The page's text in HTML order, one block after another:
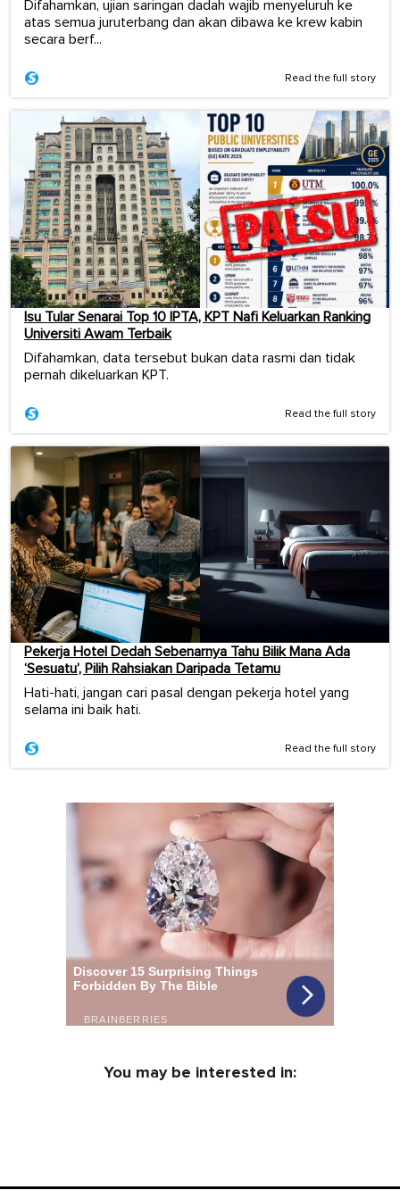
Difahamkan, ujian saringan dadah wajib menyeluruh ke
atas semua juruterbang dan akan dibawa ke krew kabin
secara berf...
Read the full story
Isu Tular Senarai Top 10 IPTA, KPT Nafi Keluarkan Ranking
Universiti Awam Terbaik
Difahamkan, data tersebut bukan data rasmi dan tidak
pernah dikeluarkan KPT.
Read the full story
Pekerja Hotel Dedah Sebenarnya Tahu Bilik Mana Ada
‘Sesuatu’, Pilih Rahsiakan Daripada Tetamu
Hati-hati, jangan cari pasal dengan pekerja hotel yang
selama ini baik hati.
Read the full story
You may be interested in: